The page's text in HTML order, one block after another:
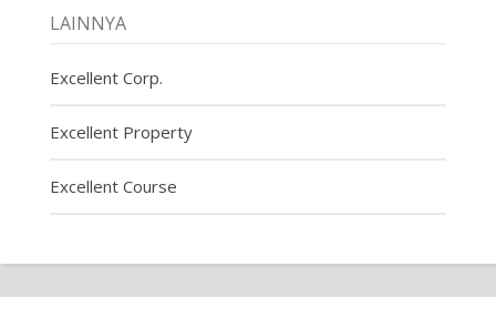
LAINNYA
Excellent Corp.
Excellent Property
Excellent Course